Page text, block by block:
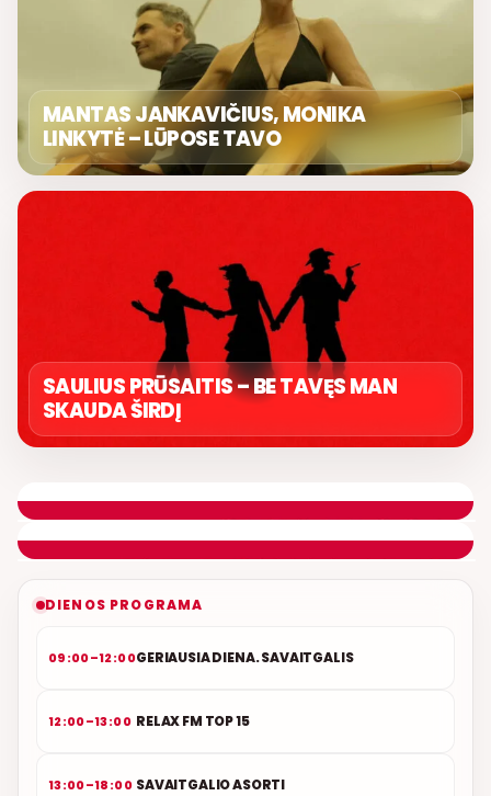
MANTAS JANKAVIČIUS, MONIKA
LINKYTĖ – LŪPOSE TAVO
SAULIUS PRŪSAITIS – BE TAVĘS MAN
SKAUDA ŠIRDĮ
DIENOS PROGRAMA
09:00–12:00GERIAUSIA DIENA. SAVAITGALIS
12:00–13:00 RELAX FM TOP 15
13:00–18:00 SAVAITGALIO ASORTI